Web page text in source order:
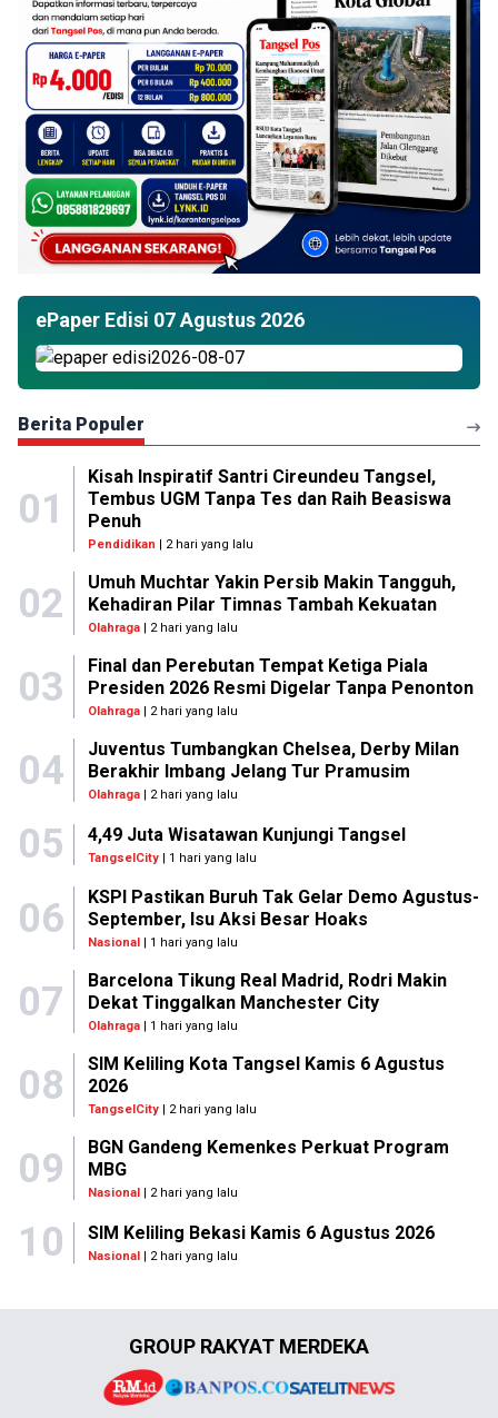
ePaper Edisi 07 Agustus 2026
Berita Populer
01
Kisah Inspiratif Santri Cireundeu Tangsel,
Tembus UGM Tanpa Tes dan Raih Beasiswa
Penuh
Pendidikan | 2 hari yang lalu
02
Umuh Muchtar Yakin Persib Makin Tangguh,
Kehadiran Pilar Timnas Tambah Kekuatan
Olahraga| 2 hari yang lalu
03
Final dan Perebutan Tempat Ketiga Piala
Presiden 2026 Resmi Digelar Tanpa Penonton
Olahraga| 2 hari yang lalu
04
Juventus Tumbangkan Chelsea, Derby Milan
Berakhir Imbang Jelang Tur Pramusim
Olahraga| 2 hari yang lalu
05 4,49 Juta Wisatawan Kunjungi Tangsel
TangselCity | 1 hari yang lalu
06
KSPI Pastikan Buruh Tak Gelar Demo Agustus-
September, Isu Aksi Besar Hoaks
Nasional| 1 hari yang lalu
07
Barcelona Tikung Real Madrid, Rodri Makin
Dekat Tinggalkan Manchester City
Olahraga| 1 hari yang lalu
08
SIM Keliling Kota Tangsel Kamis 6 Agustus
2026
TangselCity| 2 hari yang lalu
09
BGN Gandeng Kemenkes Perkuat Program
MBG
Nasional| 2 hari yang lalu
10 SIM Keliling Bekasi Kamis 6 Agustus 2026
Nasional | 2 hari yang lalu
GROUP RAKYAT MERDEKA